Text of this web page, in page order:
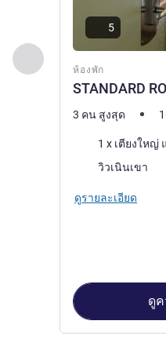
ก่อนหน้า - ห้องพัก
ห้องพัก
STANDARD
5
3 คน สูงสุด
เครื่องนอน
วิวเนินเขา
ดูรายละเอียด
ดู